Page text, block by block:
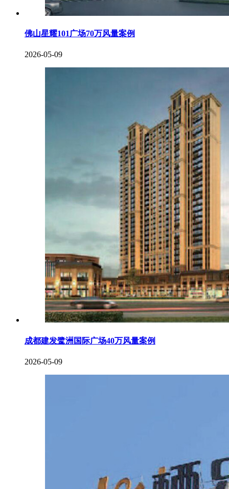
佛山星耀101广场70万风量案例
2026-05-09
成都建发鹭洲国际广场40万风量案例
2026-05-09